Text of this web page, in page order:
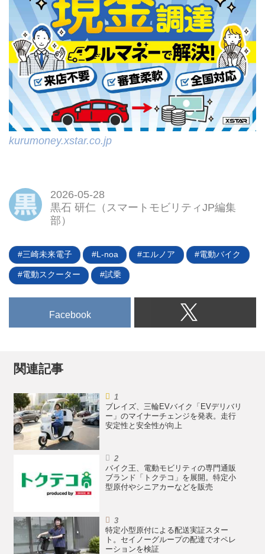
kurumoney.xstar.co.jp
2026-05-28
黒石 研仁（スマートモビリティJP編集
部）
三崎未来電子 L-noa エルノア 電動バイク
電動スクーター 試乗
Facebook
関連記事
ブレイズ、三輪EVバイク「EVデリバリ
ー」のマイナーチェンジを発表。走行
安定性と安全性が向上
バイク王、電動モビリティの専門通販
ブランド「トクテコ」を展開。特定小
型原付やシニアカーなどを販売
特定小型原付による配送実証スター
ト。セイノーグループの配達でオペレ
ーションを検証